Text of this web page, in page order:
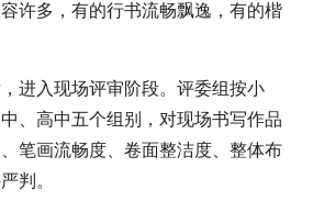
许多，有的行书流畅飘逸，有的楷
进入现场评审阶段。评委组按小
、高中五个组别，对现场书写作品
笔画流畅度、卷面整洁度、整体布
判。